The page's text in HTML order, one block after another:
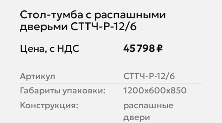
Стол-тумба с распашными
дверьми СТТЧ-Р-12/6
Цена, с НДС 45 798 ₽
Артикул
СТТЧ-Р-12/6
Габариты упаковки:
1200х600х850
Конструкция:
распашные
двери